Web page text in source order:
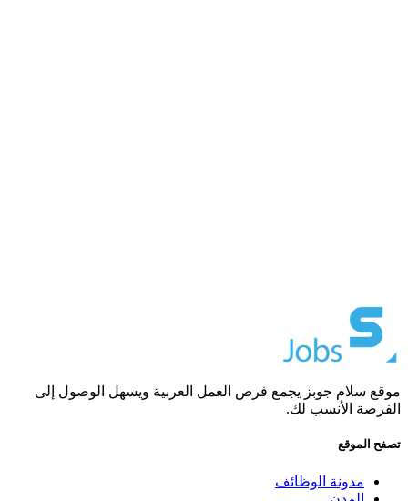
موقع سلام جوبز يجمع فرص العمل العربية ويسهل الوصول إلى
الفرصة الأنسب لك.
تصفح الموقع
مدونة الوظائف